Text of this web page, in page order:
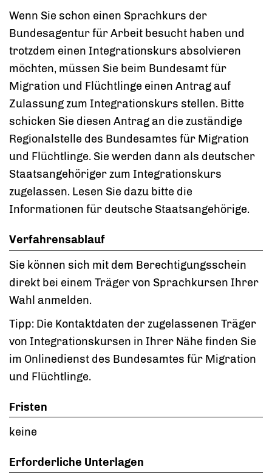
Wenn Sie schon einen Sprachkurs der
Bundesagentur für Arbeit besucht haben und
trotzdem einen Integrationskurs absolvieren
möchten, müssen Sie beim Bundesamt für
Migration und Flüchtlinge einen Antrag auf
Zulassung zum Integrationskurs stellen. Bitte
schicken Sie diesen Antrag an die zuständige
Regionalstelle des Bundesamtes für Migration
und Flüchtlinge. Sie werden dann als deutscher
Staatsangehöriger zum Integrationskurs
zugelassen. Lesen Sie dazu bitte die
Informationen für deutsche Staatsangehörige.
Verfahrensablauf
Sie können sich mit dem Berechtigungsschein
direkt bei einem Träger von Sprachkursen Ihrer
Wahl anmelden.
Tipp: Die Kontaktdaten der zugelassenen Träger
von Integrationskursen in Ihrer Nähe finden Sie
im Onlinedienst des Bundesamtes für Migration
und Flüchtlinge.
Fristen
keine
Erforderliche Unterlagen